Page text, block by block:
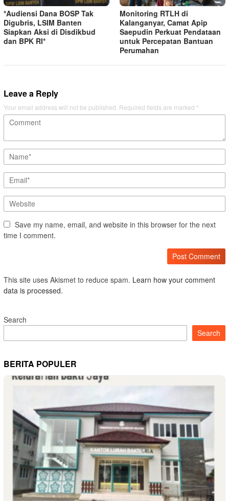
*Audiensi Dana BOSP Tak
Digubris, LSIM Banten
Siapkan Aksi di Disdikbud
dan BPK RI*
Monitoring RTLH di
Kalanganyar, Camat Apip
Saepudin Perkuat Pendataan
untuk Percepatan Bantuan
Perumahan
Leave a Reply
Your email address will not be published. Required fields are marked *
Save my name, email, and website in this browser for the next
time I comment.
This site uses Akismet to reduce spam. Learn how your comment
data is processed.
Search
Search
BERITA POPULER